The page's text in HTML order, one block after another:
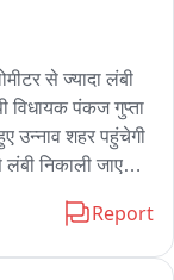
से ज्यादा लंबी
विधायक पंकज गुप्ता
उन्नाव शहर पहुंचेगी
निकाली जाएगी
जाएगी । Report